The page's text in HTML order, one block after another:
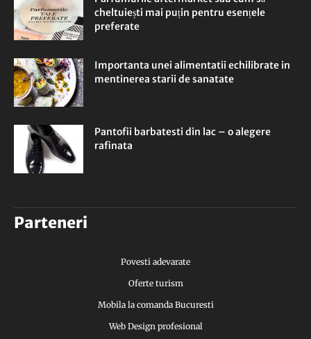
cheltuiești mai puțin pentru esențele
preferate
Importanta unei alimentatii echilibrate in
mentinerea starii de sanatate
Pantofii barbatesti din lac – o alegere
rafinata
Parteneri
Povesti adevarate
Oferte turism
Mobila la comanda Bucuresti
Web Design profesional